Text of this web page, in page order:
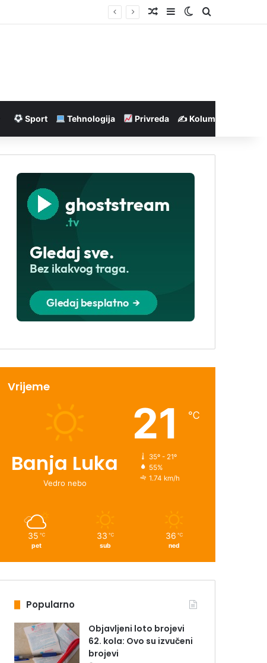
Nasumičan članak
SidebarSwitch skin
Pretraga
Sport Tehnologija Privreda ✍️ Kolumne
Vrijeme
Banja Luka
Vedro nebo
21 ℃
35º - 21º
55%
1.74 km/h
35 ℃
pet
33 ℃
sub
36 ℃
ned
Popularno
Objavljeni loto brojevi
62. kola: Ovo su izvučeni
brojevi